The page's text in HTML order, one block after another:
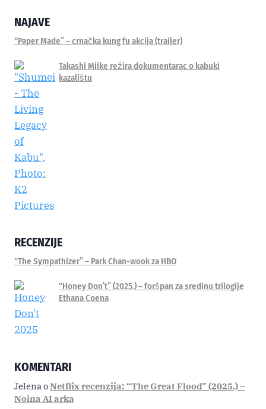
NAJAVE
“Paper Made” – crnačka kung fu akcija (trailer)
Takashi Miike režira dokumentarac o kabuki
kazalištu
RECENZIJE
“The Sympathizer” – Park Chan-wook za HBO
“Honey Don’t” (2025.) – foršpan za sredinu trilogije
Ethana Coena
KOMENTARI
Jelena oNetflix recenzija: “The Great Flood” (2025.) –
Noina AI arka